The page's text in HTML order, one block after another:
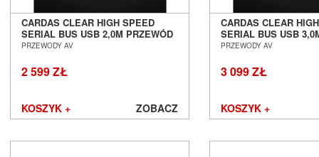
CARDAS CLEAR HIGH SPEED
SERIAL BUS USB 2,0M PRZEWÓD
USB AUDIO SALON POZNAŃ
PRZEWODY AV
2 599 ZŁ
KOSZYK + ZOBACZ
CARDAS CLEAR
SERIAL BUS USB
USB AUDIO SALON
PRZEWODY AV
3 099 ZŁ
KOSZYK +